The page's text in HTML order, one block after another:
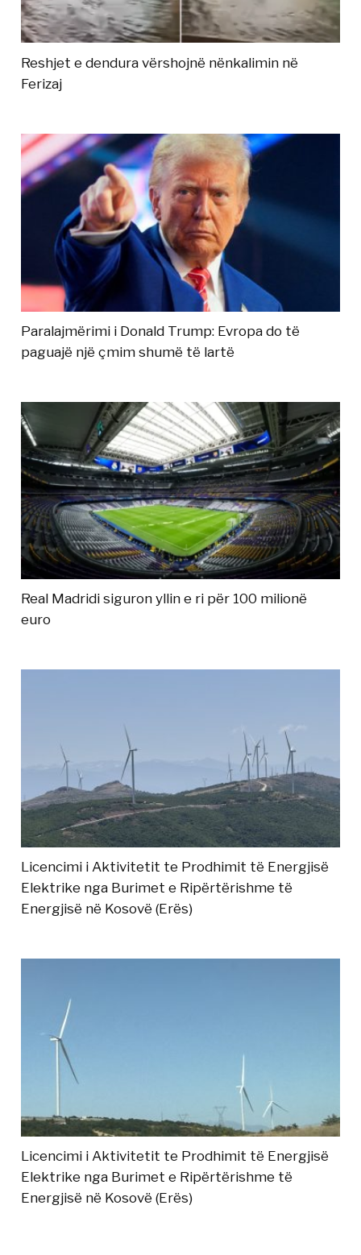
Reshjet e dendura vërshojnë nënkalimin në
Ferizaj
Paralajmërimi i Donald Trump: Evropa do të
paguajë një çmim shumë të lartë
Real Madridi siguron yllin e ri për 100 milionë
euro
Licencimi i Aktivitetit te Prodhimit të Energjisë
Elektrike nga Burimet e Ripërtërishme të
Energjisë në Kosovë (Erës)
Licencimi i Aktivitetit te Prodhimit të Energjisë
Elektrike nga Burimet e Ripërtërishme të
Energjisë në Kosovë (Erës)